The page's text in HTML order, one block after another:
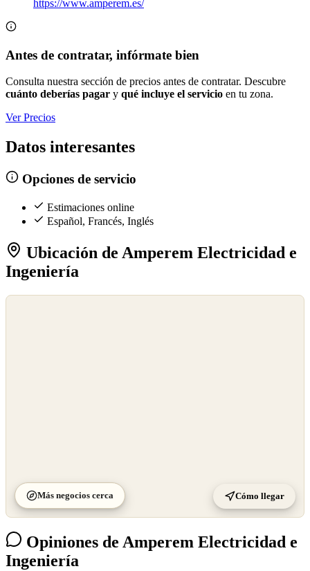
https://www.amperem.es/
Antes de contratar, infórmate bien
Consulta nuestra sección de precios antes de contratar. Descubre
cuánto deberías pagar y qué incluye el servicio en tu zona.
Ver Precios
Datos interesantes
Opciones de servicio
Estimaciones online
Español, Francés, Inglés
Ubicación de Amperem Electricidad e
Ingeniería
Más negocios cerca Cómo llegar
Opiniones de Amperem Electricidad e
Ingeniería